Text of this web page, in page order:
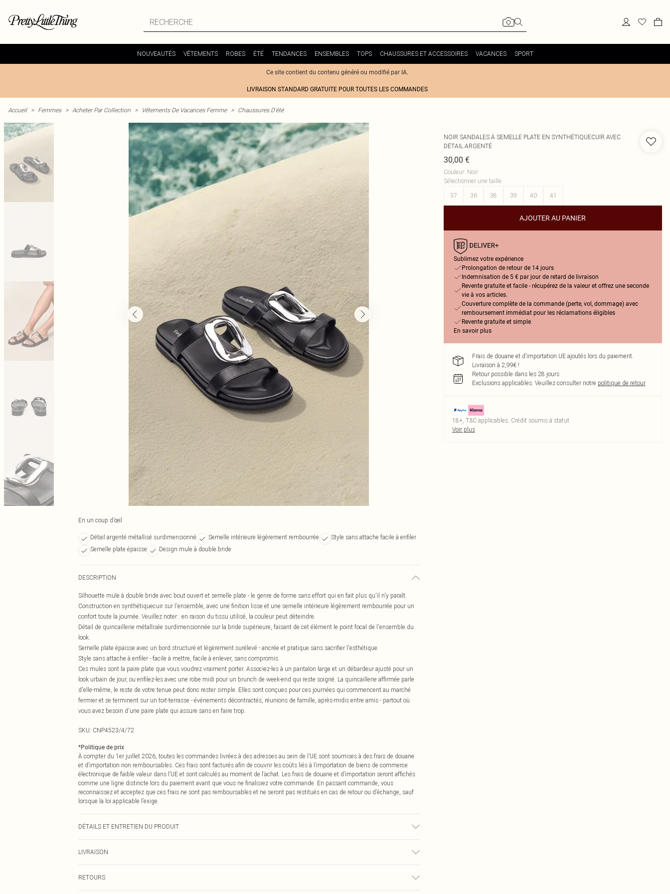
NOUVEAUTÉS VÊTEMENTS ROBES ÉTÉ TENDANCES ENSEMBLES TOPS CHAUSSURES ET ACCESSOIRES VACANCES SPORT
Ce site contient du contenu généré ou modifié par IA.
LIVRAISON STANDARD GRATUITE POUR TOUTES LES COMMANDES
Accueil > Femmes > Acheter Par Collection > Vêtements De Vacances Femme > Chaussures D'été
En un coup d’œil
Détail argenté métallisé surdimensionné Semelle intérieure légèrement rembourrée
Style sans attache facile à enfiler
Semelle plate épaisse
Design mule à double bride
DESCRIPTION
Silhouette mule à double bride avec bout ouvert et semelle plate - le genre de forme sans effort qui en fait plus qu'il n'y paraît.
Construction en synthétiquecuir sur l'ensemble, avec une finition lisse et une semelle intérieure légèrement rembourrée pour un
confort toute la journée. Veuillez noter : en raison du tissu utilisé, la couleur peut déteindre.
Détail de quincaillerie métallisée surdimensionnée sur la bride supérieure, faisant de cet élément le point focal de l'ensemble du
look.
Semelle plate épaisse avec un bord structuré et légèrement surélevé - ancrée et pratique sans sacrifier l'esthétique.
Style sans attache à enfiler - facile à mettre, facile à enlever, sans compromis.
Ces mules sont la paire plate que vous voudrez vraiment porter. Associez-les à un pantalon large et un débardeur ajusté pour un
look urbain de jour, ou enfilez-les avec une robe midi pour un brunch de week-end qui reste soigné. La quincaillerie affirmée parle
d'elle-même, le reste de votre tenue peut donc rester simple. Elles sont conçues pour ces journées qui commencent au marché
fermier et se terminent sur un toit-terrasse - événements décontractés, réunions de famille, après-midis entre amis - partout où
vous avez besoin d'une paire plate qui assure sans en faire trop.
SKU: CNP4523/4/72
*Politique de prix
À compter du 1er juillet 2026, toutes les commandes livrées à des adresses au sein de l’UE sont soumises à des frais de douane
et d’importation non remboursables. Ces frais sont facturés afin de couvrir les coûts liés à l’importation de biens de commerce
électronique de faible valeur dans l’UE et sont calculés au moment de l’achat. Les frais de douane et d’importation seront affichés
comme une ligne distincte lors du paiement avant que vous ne finalisiez votre commande. En passant commande, vous
reconnaissez et acceptez que ces frais ne sont pas remboursables et ne seront pas restitués en cas de retour ou d’échange, sauf
lorsque la loi applicable l’exige.
DÉTAILS ET ENTRETIEN DU PRODUIT
LIVRAISON
RETOURS
NOIR SANDALES À SEMELLE PLATE EN SYNTHÉTIQUECUIR AVEC
DÉTAIL ARGENTÉ
30,00 €
Couleur: Noir
Sélectionner une taille:
37
36 38 39 40 41
AJOUTER AU PANIER
Sublimez votre expérience
Prolongation de retour de 14 jours
Indemnisation de 5 € par jour de retard de livraison
Revente gratuite et facile - récupérez de la valeur et offrez une seconde
vie à vos articles.
Couverture complète de la commande (perte, vol, dommage) avec
remboursement immédiat pour les réclamations éligibles
Revente gratuite et simple
En savoir plus
Frais de douane et d’importation UE ajoutés lors du paiement.
Livraison à 2,99€ !
Retour possible dans les 28 jours
Exclusions applicables. Veuillez consulter notre politique de retour
18+, T&C applicables. Crédit soumis à statut
Voir plus